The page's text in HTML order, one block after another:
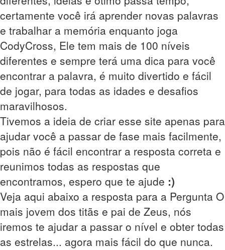
certamente você irá aprender novas palavras
e trabalhar a memória enquanto joga
CodyCross, Ele tem mais de 100 níveis
diferentes e sempre terá uma dica para você
encontrar a palavra, é muito divertido e fácil
de jogar, para todas as idades e desafios
maravilhosos.
Tivemos a ideia de criar esse site apenas para
ajudar você a passar de fase mais facilmente,
pois não é fácil encontrar a resposta correta e
reunimos todas as respostas que
encontramos, espero que te ajude :)
Veja aqui abaixo a resposta para a Pergunta O
mais jovem dos titãs e pai de Zeus, nós
iremos te ajudar a passar o nível e obter todas
as estrelas... agora mais fácil do que nunca.